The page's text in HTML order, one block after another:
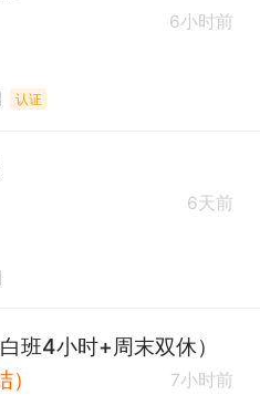
6小时前
认证
6天前
班4小时+周末双休）
7小时前